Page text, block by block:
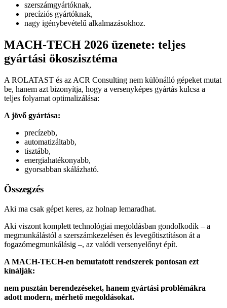
szerszámgyártóknak,
precíziós gyártóknak,
nagy igénybevételű alkalmazásokhoz.
MACH-TECH 2026 üzenete: teljes
gyártási ökoszisztéma
A ROLATAST és az ACR Consulting nem különálló gépeket mutat
be, hanem azt bizonyítja, hogy a versenyképes gyártás kulcsa a
teljes folyamat optimalizálása:
A jövő gyártása:
precízebb,
automatizáltabb,
tisztább,
energiahatékonyabb,
gyorsabban skálázható.
Összegzés
Aki ma csak gépet keres, az holnap lemaradhat.
Aki viszont komplett technológiai megoldásban gondolkodik – a
megmunkálástól a szerszámkezelésen és levegőtisztításon át a
fogazómegmunkálásig –, az valódi versenyelőnyt épít.
A MACH-TECH-en bemutatott rendszerek pontosan ezt
kínálják:
nem pusztán berendezéseket, hanem gyártási problémákra
adott modern, mérhető megoldásokat.